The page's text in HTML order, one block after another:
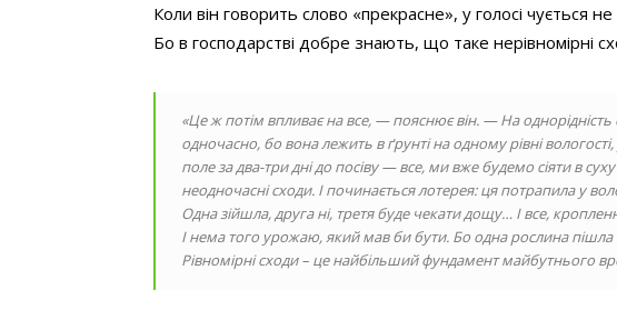
Коли він говорить слово «прекрасне», у голосі чується
Бо в господарстві добре знають, що таке нерівномірні
«Це ж потім впливає на все, — пояснює він. — На однорідність
одночасно, бо вона лежить в ґрунті на одному рівні
поле за два-три дні до посіву — все, ми вже будемо сіяти в
неодночасні сходи. І починається лотерея: ця потрапила у
Одна зійшла, друга ні, третя буде чекати дощу… І все,
І нема того урожаю, який мав би бути. Бо одна рослина пішла
Рівномірні сходи – це найбільший фундамент майбутнього